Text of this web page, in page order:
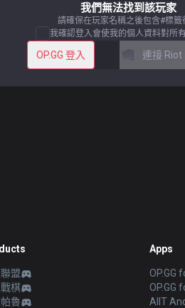
我們無法找到該玩家
請確保在玩家名稱之後包含#標籤
我確認登入會使我的個人資料對所
OP.GG 登入 連接 Riot
盟
棋
魯
Apps
OP.GG
OP.GG
AllT